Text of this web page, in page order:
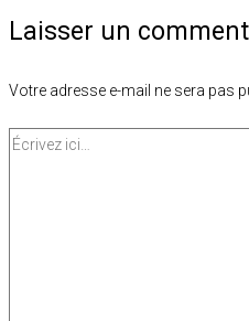
Laisser un
Votre adresse e-mail ne sera pas
Écrivez